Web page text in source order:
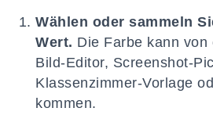
Wählen oder sammeln
Wert. Die Farbe kann
Bild-Editor, Screenshot-
Klassenzimmer-Vorlage
kommen.